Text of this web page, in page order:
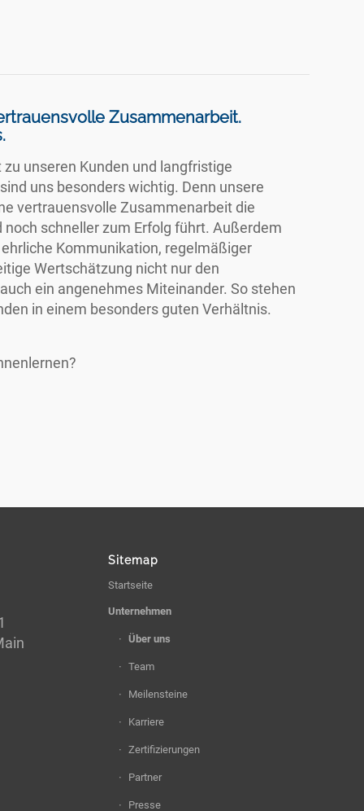
Zusammenarbeit.
unseren Kunden und langfristige
uns besonders wichtig. Denn unsere
vertrauensvolle Zusammenarbeit die
schneller zum Erfolg führt. Außerdem
Kommunikation, regelmäßiger
Wertschätzung nicht nur den
ein angenehmes Miteinander. So stehen
in einem besonders guten Verhältnis.
Sitemap
Startseite
Unternehmen
Über uns
Team
Meilensteine
Karriere
Zertifizierungen
Partner
Presse